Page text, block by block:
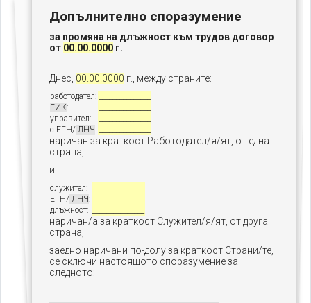
Допълнително споразумение
за промяна на длъжност към трудов договор
от 00.00.0000 г.
Днес, 00.00.0000 г., между страните:
работодател:
ЕИК:
управител:
с ЕГН/ ЛНЧ:
наричан за краткост Работодател/я/ят, от една
страна,
и
служител:
ЕГН/ ЛНЧ:
длъжност:
наричан/а за краткост Служител/я/ят, от друга
страна,
заедно наричани по-долу за краткост Страни/те,
се сключи настоящото споразумение за
следното: